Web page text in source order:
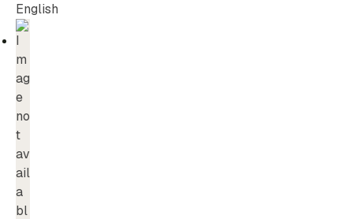
English